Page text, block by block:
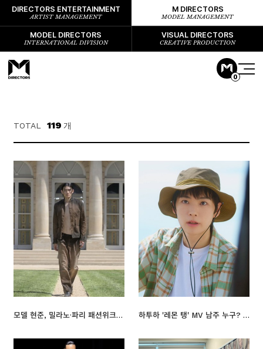
DIRECTORS ENTERTAINMENT
ARTIST MANAGEMENT
M DIRECTORS
MODEL MANAGEMENT
MODEL DIRECTORS
INTERNATIONAL DIVISION
VISUAL DIRECTORS
CREATIVE PRODUCTION
0
TOTAL 119 개
모델 현준, 밀라노·파리 패션위크 첫 진출 만에 '오프닝' 낙점 하투하 '레몬 탱' MV 남주 누구? 日 모델 세나, '레몬 소년' 눈도장